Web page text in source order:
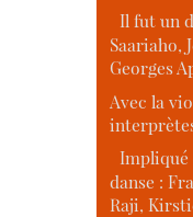
Il fut un
Saariaho,
Georges
Avec la
Impliqué
danse :
Raji,